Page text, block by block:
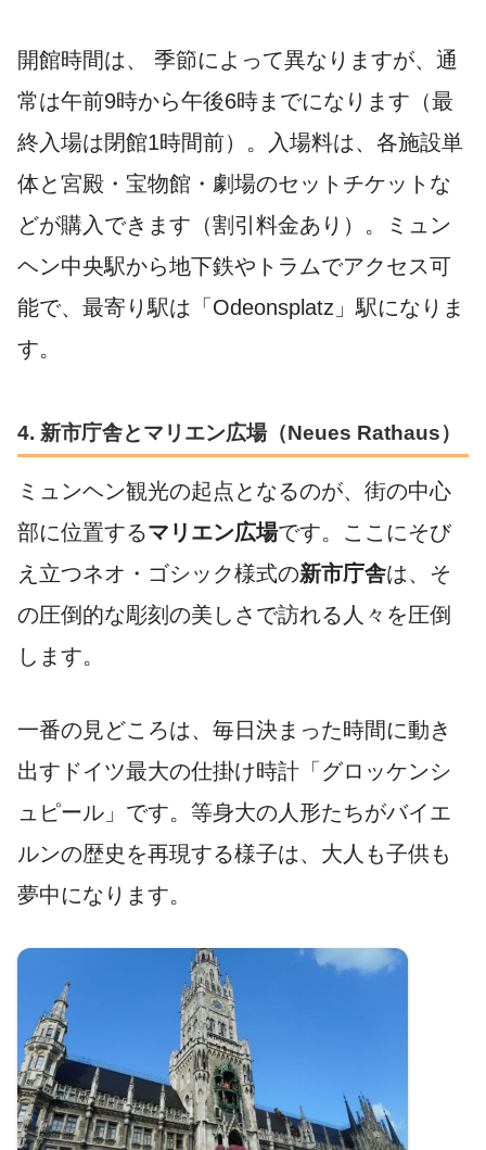
開館時間は、 季節によって異なりますが、通
常は午前9時から午後6時までになります（最
終入場は閉館1時間前）。入場料は、各施設単
体と宮殿・宝物館・劇場のセットチケットな
どが購入できます（割引料金あり）。ミュン
ヘン中央駅から地下鉄やトラムでアクセス可
能で、最寄り駅は「Odeonsplatz」駅になりま
す。
4. 新市庁舎とマリエン広場（Neues Rathaus）
ミュンヘン観光の起点となるのが、街の中心
部に位置するマリエン広場です。ここにそび
え立つネオ・ゴシック様式の新市庁舎は、そ
の圧倒的な彫刻の美しさで訪れる人々を圧倒
します。
一番の見どころは、毎日決まった時間に動き
出すドイツ最大の仕掛け時計「グロッケンシ
ュピール」です。等身大の人形たちがバイエ
ルンの歴史を再現する様子は、大人も子供も
夢中になります。